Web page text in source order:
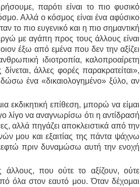
παρότι είναι το πιο φυσικό
Αλλά ο κόσμος είναι ένα αφύσικο
το πιο ευγενικό και η πιο σημαντική
με αγάπη προς τους άλλους είναι
έξω από εμένα που δεν την αξίζει
ιδιοτροπία, καλοπροαίρετη
άλλες φορές παρακρατείται»,
ένα «δικαιολογημένο» ξύλο, αν
επίθεση, μπορώ να είμαι
λίγο να αναγνωρίσω ότι η αντίδρασή
αλλά πηγάζει αποκλειστικά από την
μου και εξαιτίας της πάντα ψάχνω
πριν δυναμώσω αυτή την ενοχή
που ούτε το αξίζουν, ούτε
όλα στον εαυτό μου. Όταν δέχομαι